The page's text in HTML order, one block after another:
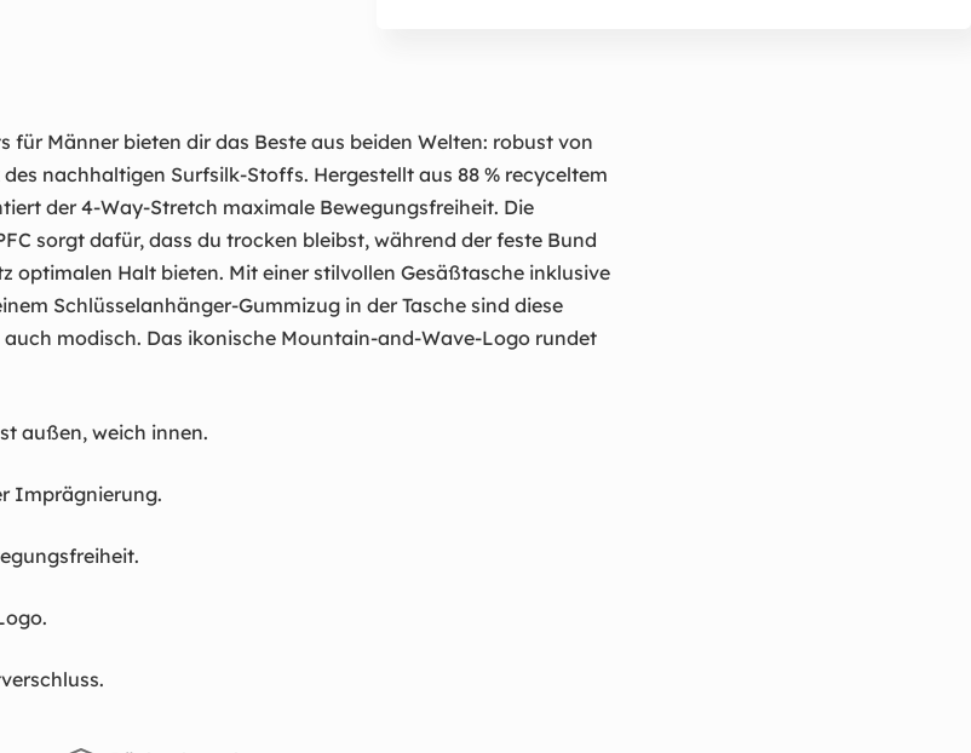
für Männer bieten dir das Beste aus beiden Welten: robust von
nachhaltigen Surfsilk-Stoffs. Hergestellt aus 88 % recyceltem
der 4-Way-Stretch maximale Bewegungsfreiheit. Die
sorgt dafür, dass du trocken bleibst, während der feste Bund
optimalen Halt bieten. Mit einer stilvollen Gesäßtasche inklusive
Schlüsselanhänger-Gummizug in der Tasche sind diese
modisch. Das ikonische Mountain-and-Wave-Logo rundet
außen, weich innen.
Imprägnierung.